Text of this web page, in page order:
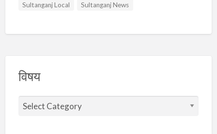
Sultanganj Local
Sultanganj News
विषय